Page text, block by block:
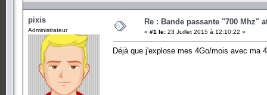
pixis
Administrateur
Re : Bande passante "700 Mhz"
« #1 le: 23 Juillet 2015 à 12:10:22 »
Déjà que j'explose mes 4Go/mois avec ma